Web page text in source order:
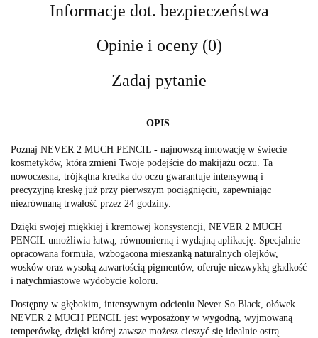
Informacje dot. bezpieczeństwa
Opinie i oceny (0)
Zadaj pytanie
OPIS
Poznaj NEVER 2 MUCH PENCIL - najnowszą innowację w świecie
kosmetyków, która zmieni Twoje podejście do makijażu oczu. Ta
nowoczesna, trójkątna kredka do oczu gwarantuje intensywną i
precyzyjną kreskę już przy pierwszym pociągnięciu, zapewniając
niezrównaną trwałość przez 24 godziny.
Dzięki swojej miękkiej i kremowej konsystencji, NEVER 2 MUCH
PENCIL umożliwia łatwą, równomierną i wydajną aplikację. Specjalnie
opracowana formuła, wzbogacona mieszanką naturalnych olejków,
wosków oraz wysoką zawartością pigmentów, oferuje niezwykłą gładkość
i natychmiastowe wydobycie koloru.
Dostępny w głębokim, intensywnym odcieniu Never So Black, ołówek
NEVER 2 MUCH PENCIL jest wyposażony w wygodną, wyjmowaną
temperówkę, dzięki której zawsze możesz cieszyć się idealnie ostrą